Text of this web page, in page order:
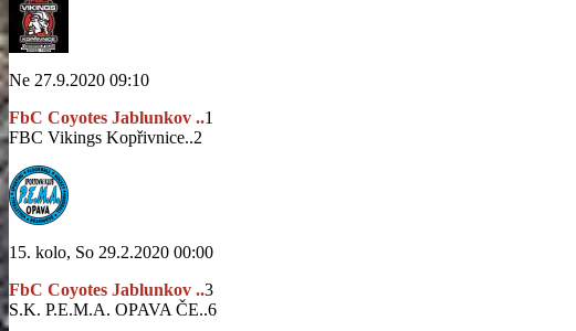
Ne 27.9.2020 09:10
FbC Coyotes Jablunkov ..1
FBC Vikings Kopřivnice..2
15. kolo, So 29.2.2020 00:00
FbC Coyotes Jablunkov ..3
S.K. P.E.M.A. OPAVA ČE..6